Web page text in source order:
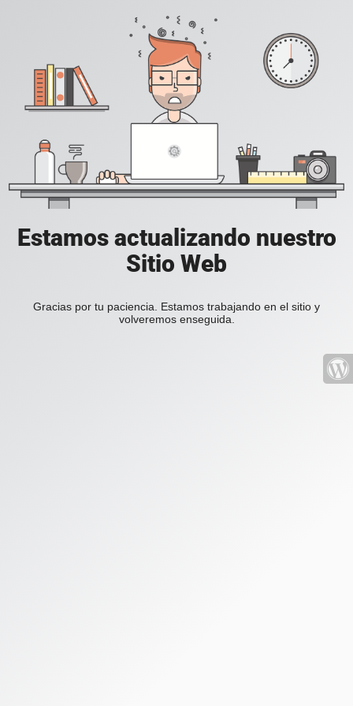
Estamos actualizando nuestro
Sitio Web
Gracias por tu paciencia. Estamos trabajando en el sitio y
volveremos enseguida.